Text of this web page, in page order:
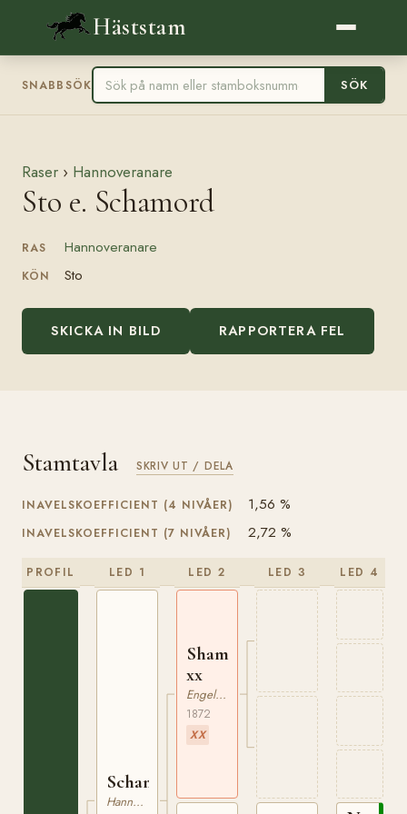
Häststam
SNABBSÖK SÖK
Raser › Hannoveranare
Sto e. Schamord
RAS Hannoveranare
KÖN Sto
SKICKA IN BILD RAPPORTERA FEL
Stamtavla SKRIV UT / DELA
INAVELSKOEFFICIENT (4 NIVÅER) 1,56 %
INAVELSKOEFFICIENT (7 NIVÅER) 2,72 %
PROFIL LED 1
Schamord
Hannoveranare
LED 2
Shamrock
xx
Engelskt Fullblod
1872
XX
LED 3 LED 4